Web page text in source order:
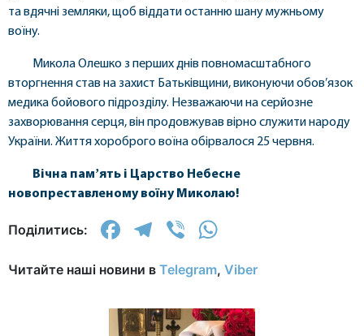
та вдячні земляки, щоб віддати останню шану мужньому
воїну.
Микола Олешко з перших днів повномасштабного
вторгнення став на захист Батьківщини, виконуючи обов’язок
медика бойового підрозділу. Незважаючи на серйозне
захворювання серця, він продовжував вірно служити народу
України. Життя хороброго воїна обірвалося 25 червня.
Вічна памʼять і Царство Небесне
новопреставленому воїну Миколаю!
Поділитись: Facebook
Telegram
Viber
Читайте наші новини в Telegram, Viber